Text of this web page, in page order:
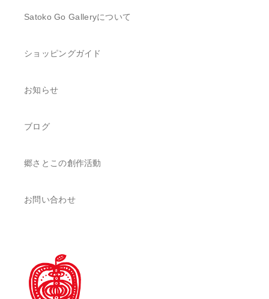
Satoko Go Galleryについて
ショッピングガイド
お知らせ
ブログ
郷さとこの創作活動
お問い合わせ